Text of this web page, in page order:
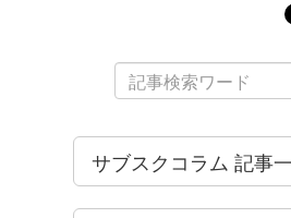
サブスクコラム 記事